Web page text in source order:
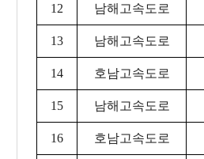
12 남해고속도로
13 남해고속도로
14 호남고속도로
15 남해고속도로
16 호남고속도로